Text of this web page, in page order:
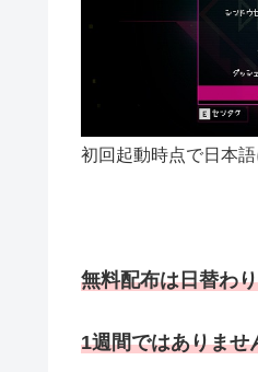
初回起動時点で日本
無料配布は日替わ
1週間ではありませ